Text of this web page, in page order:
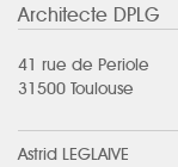
Architecte DPLG
41 rue de Periole
31500 Toulouse
Astrid LEGLAIVE